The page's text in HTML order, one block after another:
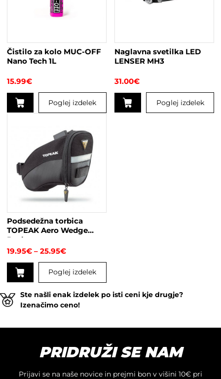
Čistilo za kolo MUC-OFF
Nano Tech 1L
15.99€
Poglej izdelek
Naglavna svetilka LED
LENSER MH3
31.00€
Poglej izdelek
Podsedežna torbica
TOPEAK Aero Wedge
Pack
19.95€ – 25.95€Cenovni
od
19.95€
Poglej izdelek
izdelek
ima
različic.
Ste našli enak izdelek po isti ceni kje drugje?
Izenačimo ceno!
PRIDRUŽI SE NAM
Prijavi se na naše novice in prejmi bon v višini 10€ pri